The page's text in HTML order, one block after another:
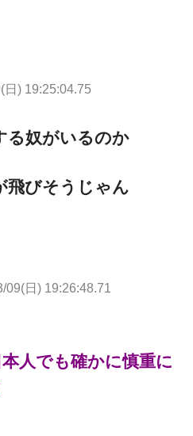
日) 19:25:04.75
る奴がいるのか
飛びそうじゃん
09(日) 19:26:48.71
人でも確かに慎重に